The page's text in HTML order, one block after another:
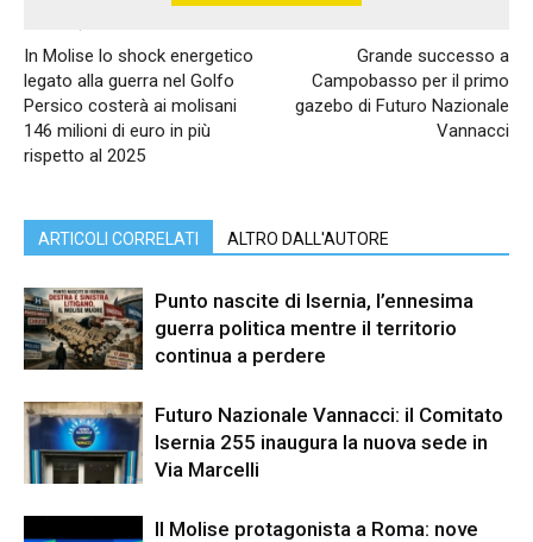
In Molise lo shock energetico
legato alla guerra nel Golfo
Persico costerà ai molisani
146 milioni di euro in più
rispetto al 2025
Grande successo a
Campobasso per il primo
gazebo di Futuro Nazionale
Vannacci
ARTICOLI CORRELATI ALTRO DALL'AUTORE
Punto nascite di Isernia, l’ennesima
guerra politica mentre il territorio
continua a perdere
Futuro Nazionale Vannacci: il Comitato
Isernia 255 inaugura la nuova sede in
Via Marcelli
Il Molise protagonista a Roma: nove